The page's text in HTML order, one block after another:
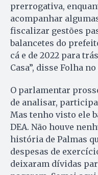
prerrogativa,
acompanhar
fiscalizar gestões
balancetes do
cá e de 2022 para
Casa”, disse Folha
O parlamentar
de analisar,
Mas tenho visto ele
DEA. Não houve
história de Palmas
despesas de
deixaram dívidas